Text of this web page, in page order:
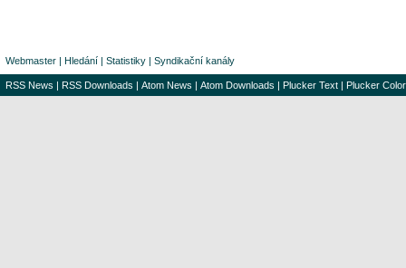
Webmaster | Hledání | Statistiky | Syndikační kanály
RSS News | RSS Downloads | Atom News | Atom Downloads | Plucker Text | Plucker Color